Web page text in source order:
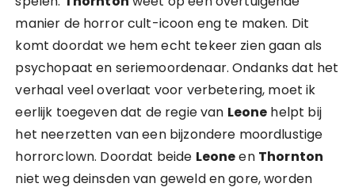
manier de horror cult-icoon eng te maken. Dit
komt doordat we hem echt tekeer zien gaan als
psychopaat en seriemoordenaar. Ondanks dat het
verhaal veel overlaat voor verbetering, moet ik
eerlijk toegeven dat de regie van Leone helpt bij
het neerzetten van een bijzondere moordlustige
horrorclown. Doordat beide Leoneen Thornton
niet weg deinsden van geweld en gore, worden